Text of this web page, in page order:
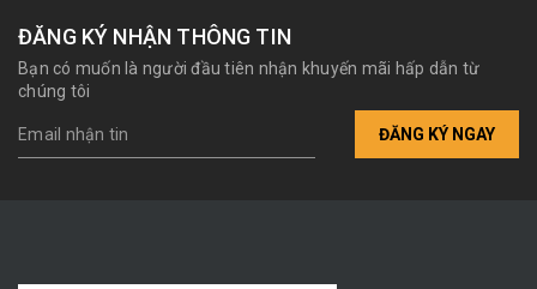
ĐĂNG KÝ NHẬN THÔNG TIN
Bạn có muốn là người đầu tiên nhận khuyến mãi hấp dẫn từ
chúng tôi
ĐĂNG KÝ NGAY